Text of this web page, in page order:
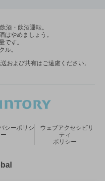
酒・飲酒運転。
はやめましょう。
です。
ル。
および共有はご遠慮ください。
シーポリシ
ー
ウェブアクセシビリ
ティ
ポリシー
新しいウィンドウで開く